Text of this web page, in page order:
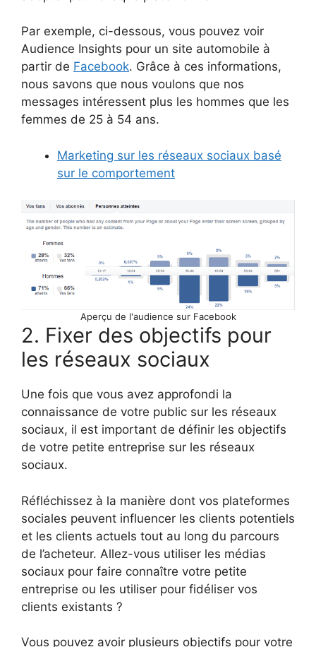
Par exemple, ci-dessous, vous pouvez voir
Audience Insights pour un site automobile à
partir de Facebook. Grâce à ces informations,
nous savons que nous voulons que nos
messages intéressent plus les hommes que les
femmes de 25 à 54 ans.
Marketing sur les réseaux sociaux basé
sur le comportement
Aperçu de l'audience sur Facebook
2. Fixer des objectifs pour
les réseaux sociaux
Une fois que vous avez approfondi la
connaissance de votre public sur les réseaux
sociaux, il est important de définir les objectifs
de votre petite entreprise sur les réseaux
sociaux.
Réfléchissez à la manière dont vos plateformes
sociales peuvent influencer les clients potentiels
et les clients actuels tout au long du parcours
de l’acheteur. Allez-vous utiliser les médias
sociaux pour faire connaître votre petite
entreprise ou les utiliser pour fidéliser vos
clients existants ?
Vous pouvez avoir plusieurs objectifs pour votre